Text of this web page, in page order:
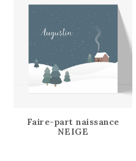
Faire-part naissance
NEIGE